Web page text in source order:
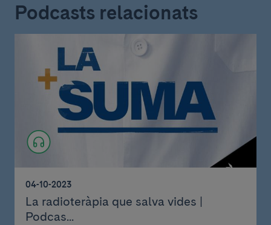
Podcasts relacionats
04-10-2023
La radioteràpia que salva vides |
Podcas...